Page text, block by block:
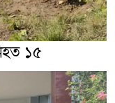
১৫